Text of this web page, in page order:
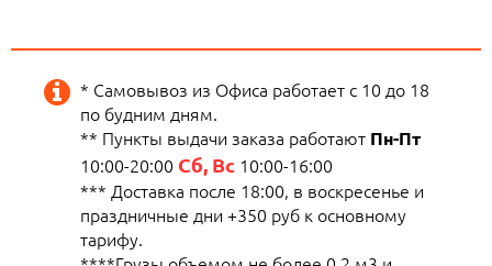
* Самовывоз из Офиса работает с 10 до 18
по будним дням.
** Пункты выдачи заказа работают Пн-Пт
10:00-20:00 Сб, Вс 10:00-16:00
*** Доставка после 18:00, в воскресенье и
праздничные дни +350 руб к основному
тарифу.